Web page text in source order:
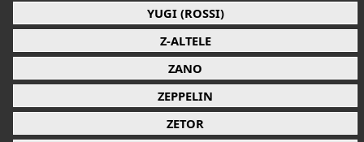
YUGI (ROSSI)
Z-ALTELE
ZANO
ZEPPELIN
ZETOR